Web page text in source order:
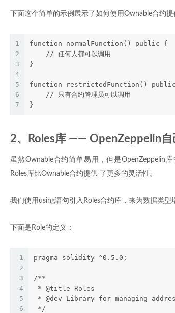
下面这个简单的示例展示了如何使用Ownable合约
1
2
3
4
5
6
7
function normalFunction() public {
    // 任何人都可以调用
}
function restrictedFunction() public
    // 只有合约管理员可以调用
}
2、Roles库 —— OpenZeppelin
虽然Ownable合约简单易用，但是OpenZeppelin
Roles库比Ownable合约提供 了更多的灵活性。
我们使用using语句引入Roles合约库，来为数据类
下面是Role的定义：
1
2
3
4
5
6
pragma solidity ^0.5.0;
/**
* @title Roles
* @dev Library for managing
*/